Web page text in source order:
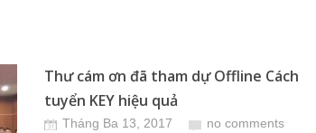
Thư cám ơn đã tham dự Offline Cách
tuyển KEY hiệu quả
Tháng Ba 13, 2017 no comments